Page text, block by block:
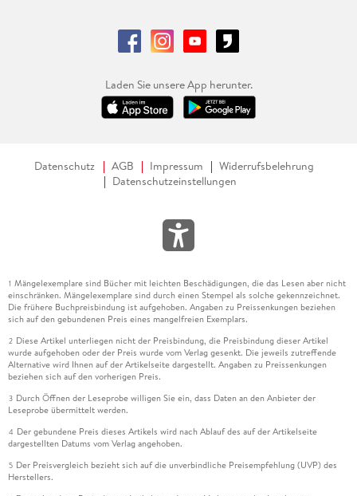
Laden Sie unsere App herunter.
Datenschutz AGB Impressum
Widerrufsbelehrung
Datenschutzeinstellungen
1 Mängelexemplare sind Bücher mit leichten Beschädigungen, die das Lesen aber nicht
einschränken. Mängelexemplare sind durch einen Stempel als solche gekennzeichnet.
Die frühere Buchpreisbindung ist aufgehoben. Angaben zu Preissenkungen beziehen
sich auf den gebundenen Preis eines mangelfreien Exemplars.
2 Diese Artikel unterliegen nicht der Preisbindung, die Preisbindung dieser Artikel
wurde aufgehoben oder der Preis wurde vom Verlag gesenkt. Die jeweils zutreffende
Alternative wird Ihnen auf der Artikelseite dargestellt. Angaben zu Preissenkungen
beziehen sich auf den vorherigen Preis.
3 Durch Öffnen der Leseprobe willigen Sie ein, dass Daten an den Anbieter der
Leseprobe übermittelt werden.
4 Der gebundene Preis dieses Artikels wird nach Ablauf des auf der Artikelseite
dargestellten Datums vom Verlag angehoben.
5 Der Preisvergleich bezieht sich auf die unverbindliche Preisempfehlung (UVP) des
Herstellers.